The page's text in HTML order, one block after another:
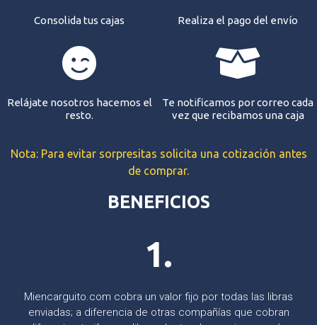
Consolida tus cajas Realiza el pago del envío
Relájate nosotros hacemos el
resto.
Te notificamos por correo cada
vez que recibamos una caja
Nota: Para evitar sorpresitas solicita una cotización antes
de comprar.
BENEFICIOS
1.
Miencarguito.com cobra un valor fijo por todas las libras
enviadas; a diferencia de otras compañías que cobran